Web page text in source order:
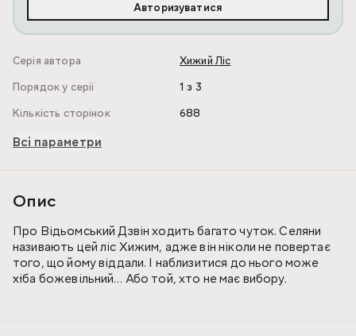
Авторизуватися
Серія автора
Хижий Ліс
Порядок у серії
1 з 3
Кількість сторінок
688
Всі параметри
Опис
Про Відьомський Дзвін ходить багато чуток. Селяни
називають цей ліс Хижим, адже він ніколи не повертає
того, що йому віддали. І наблизитися до нього може
хіба божевільний… Або той, хто не має вибору.